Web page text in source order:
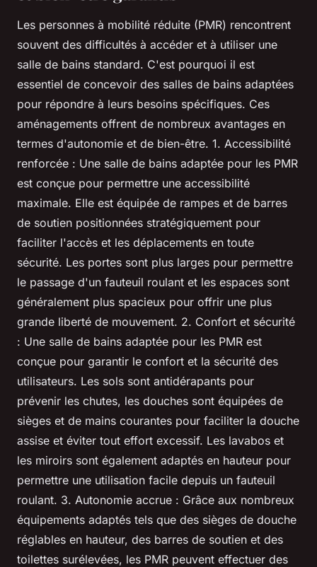
Les personnes à mobilité réduite (PMR) rencontrent
souvent des difficultés à accéder et à utiliser une
salle de bains standard. C'est pourquoi il est
essentiel de concevoir des salles de bains adaptées
pour répondre à leurs besoins spécifiques. Ces
aménagements offrent de nombreux avantages en
termes d'autonomie et de bien-être. 1. Accessibilité
renforcée : Une salle de bains adaptée pour les PMR
est conçue pour permettre une accessibilité
maximale. Elle est équipée de rampes et de barres
de soutien positionnées stratégiquement pour
faciliter l'accès et les déplacements en toute
sécurité. Les portes sont plus larges pour permettre
le passage d'un fauteuil roulant et les espaces sont
généralement plus spacieux pour offrir une plus
grande liberté de mouvement. 2. Confort et sécurité
: Une salle de bains adaptée pour les PMR est
conçue pour garantir le confort et la sécurité des
utilisateurs. Les sols sont antidérapants pour
prévenir les chutes, les douches sont équipées de
sièges et de mains courantes pour faciliter la douche
assise et éviter tout effort excessif. Les lavabos et
les miroirs sont également adaptés en hauteur pour
permettre une utilisation facile depuis un fauteuil
roulant. 3. Autonomie accrue : Grâce aux nombreux
équipements adaptés tels que des sièges de douche
réglables en hauteur, des barres de soutien et des
toilettes surélevées, les PMR peuvent effectuer des